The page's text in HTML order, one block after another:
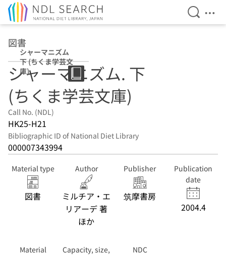
Open
図書
シャーマニズム
下 (ちくま学芸文
庫)
シャーマニズム. 下
(ちくま学芸文庫)
Call No. (NDL)
HK25-H21
Bibliographic ID of National Diet Library
000007343994
Material type
図書
Author
ミルチア・エ
リアーデ 著
ほか
Publisher
筑摩書房
Publication
date
2004.4
Material
Capacity, size,
NDC